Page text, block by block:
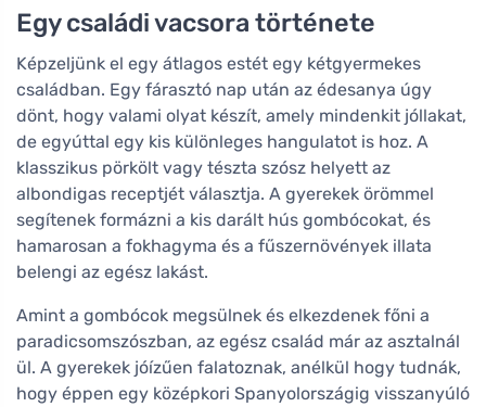
Egy családi vacsora története
Képzeljünk el egy átlagos estét egy kétgyermekes
családban. Egy fárasztó nap után az édesanya úgy
dönt, hogy valami olyat készít, amely mindenkit jóllakat,
de egyúttal egy kis különleges hangulatot is hoz. A
klasszikus pörkölt vagy tészta szósz helyett az
albondigas receptjét választja. A gyerekek örömmel
segítenek formázni a kis darált hús gombócokat, és
hamarosan a fokhagyma és a fűszernövények illata
belengi az egész lakást.
Amint a gombócok megsülnek és elkezdenek főni a
paradicsomszószban, az egész család már az asztalnál
ül. A gyerekek jóízűen falatoznak, anélkül hogy tudnák,
hogy éppen egy középkori Spanyolországig visszanyúló